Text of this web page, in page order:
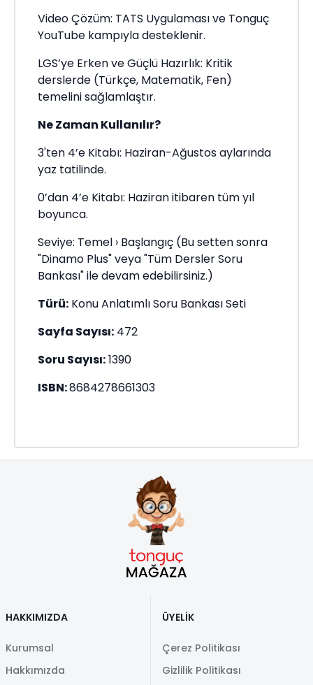
Video Çözüm: TATS Uygulaması ve Tonguç
YouTube kampıyla desteklenir.
LGS’ye Erken ve Güçlü Hazırlık: Kritik
derslerde (Türkçe, Matematik, Fen)
temelini sağlamlaştır.
Ne Zaman Kullanılır?
3'ten 4’e Kitabı: Haziran-Ağustos aylarında
yaz tatilinde.
0’dan 4’e Kitabı: Haziran itibaren tüm yıl
boyunca.
Seviye: Temel › Başlangıç (Bu setten sonra
"Dinamo Plus" veya "Tüm Dersler Soru
Bankası" ile devam edebilirsiniz.)
Türü: Konu Anlatımlı Soru Bankası Seti
Sayfa Sayısı: 472
Soru Sayısı:1390
ISBN:8684278661303
HAKKIMIZDA
Kurumsal
Hakkımızda
ÜYELİK
Çerez Politikası
Gizlilik Politikası